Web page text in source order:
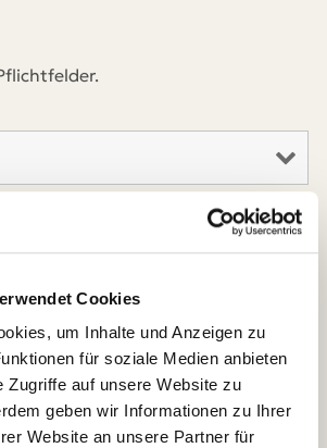
Cookies
um Inhalte und Anzeigen zu
für soziale Medien anbieten
Zugriffe auf unsere Website zu
geben wir Informationen zu Ihrer
Website an unsere Partner für